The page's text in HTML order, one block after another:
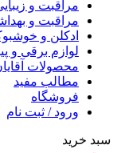
مراقبت و
مراقبت و
ادکلن و
لوازم برقی و
محصولات
مطالب مفید
فروشگاه
ورود / ثبت نام
سبد خرید